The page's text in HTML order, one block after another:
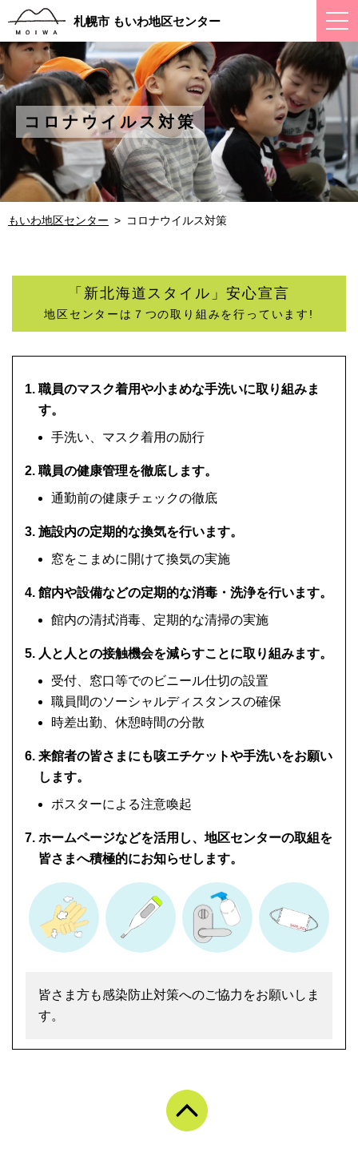
札幌市 もいわ地区センター
コロナウイルス対策
もいわ地区センター コロナウイルス対策
「新北海道スタイル」安心宣言
地区センターは７つの取り組みを行っています!
職員のマスク着用や小まめな手洗いに取り組みま
す。
手洗い、マスク着用の励行
職員の健康管理を徹底します。
通勤前の健康チェックの徹底
施設内の定期的な換気を行います。
窓をこまめに開けて換気の実施
館内や設備などの定期的な消毒・洗浄を行います。
館内の清拭消毒、定期的な清掃の実施
人と人との接触機会を減らすことに取り組みます。
受付、窓口等でのビニール仕切の設置
職員間のソーシャルディスタンスの確保
時差出勤、休憩時間の分散
来館者の皆さまにも咳エチケットや手洗いをお願い
します。
ポスターによる注意喚起
ホームページなどを活用し、地区センターの取組を
皆さまへ積極的にお知らせします。
皆さま方も感染防止対策へのご協力をお願いしま
す。
ス
マ
ー
ト
フ
ォ
メ
ニ
ュ
ー